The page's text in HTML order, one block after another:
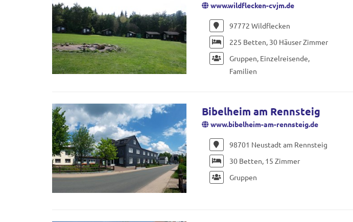
www.wildflecken-cvjm.de
97772 Wildflecken
225 Betten, 30 Häuser Zimmer
Gruppen, Einzelreisende,
Familien
Bibelheim am Rennsteig
www.bibelheim-am-rennsteig.de
98701 Neustadt am Rennsteig
30 Betten, 15 Zimmer
Gruppen